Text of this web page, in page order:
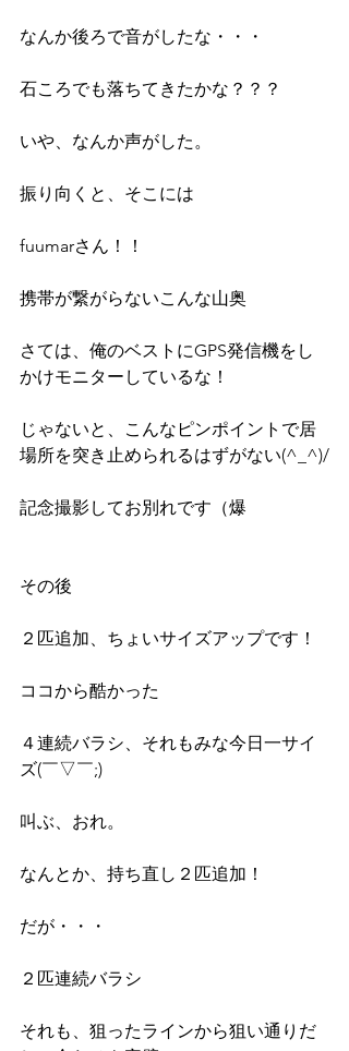
なんか後ろで音がしたな・・・
石ころでも落ちてきたかな？？？
いや、なんか声がした。
振り向くと、そこには
fuumarさん！！
携帯が繋がらないこんな山奥
さては、俺のベストにGPS発信機をし
かけモニターしているな！
じゃないと、こんなピンポイントで居
場所を突き止められるはずがない(^_^)/
記念撮影してお別れです（爆
その後
２匹追加、ちょいサイズアップです！
ココから酷かった
４連続バラシ、それもみな今日一サイ
ズ(￣▽￣;)
叫ぶ、おれ。
なんとか、持ち直し２匹追加！
だが・・・
２匹連続バラシ
それも、狙ったラインから狙い通りだ